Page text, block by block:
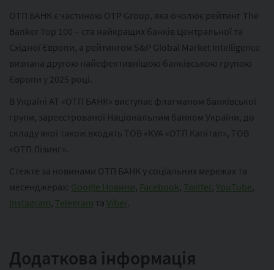
ОТП БАНК є частиною ОТР Group, яка очолює рейтинг The
Banker Top 100 – ста найкращих банків Центральної та
Східної Європи, а рейтингом S&P Global Market Intelligence
визнана другою найефективнішою банківською групою
Європи у 2025 році.
В Україні АТ «ОТП БАНК» виступає флагманом банківської
групи, зареєстрованої Національним банком України, до
складу якої також входять ТОВ «КУА «ОТП Капітал», ТОВ
«ОТП Лізинг».
Стежте за новинами ОТП БАНК у соціальних мережах та
месенджерах: Google Новини Facebook Twitter YouTube
Instagram Telegram та Viber
Додаткова інформація